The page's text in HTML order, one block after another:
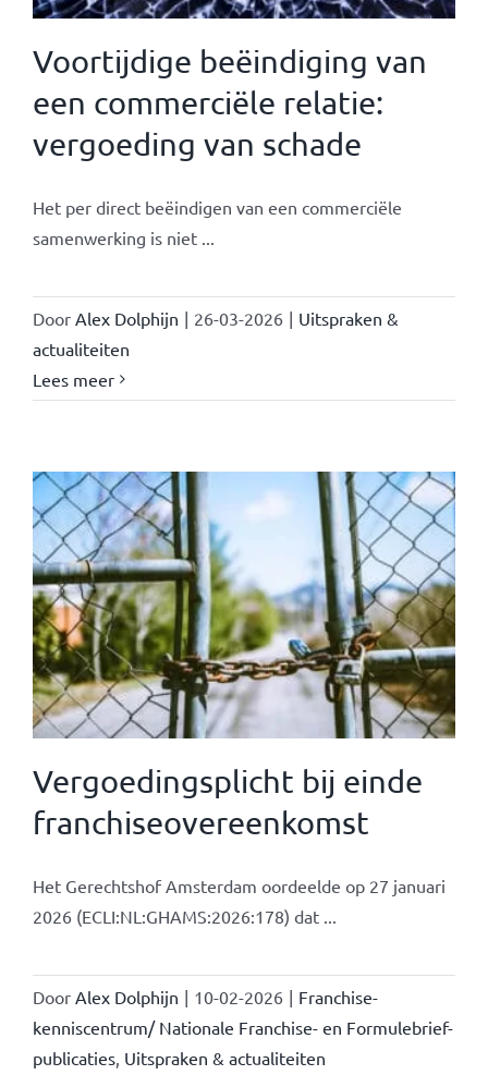
Voortijdige beëindiging van
een commerciële relatie:
vergoeding van schade
Het per direct beëindigen van een commerciële
samenwerking is niet ...
Door Alex Dolphijn | 26-03-2026 | Uitspraken &
actualiteiten
Lees meer
Vergoedingsplicht bij einde
franchiseovereenkomst
Het Gerechtshof Amsterdam oordeelde op 27 januari
2026 (ECLI:NL:GHAMS:2026:178) dat ...
Door Alex Dolphijn | 10-02-2026 | Franchise-
kenniscentrum/ Nationale Franchise- en Formulebrief-
publicaties Uitspraken & actualiteiten